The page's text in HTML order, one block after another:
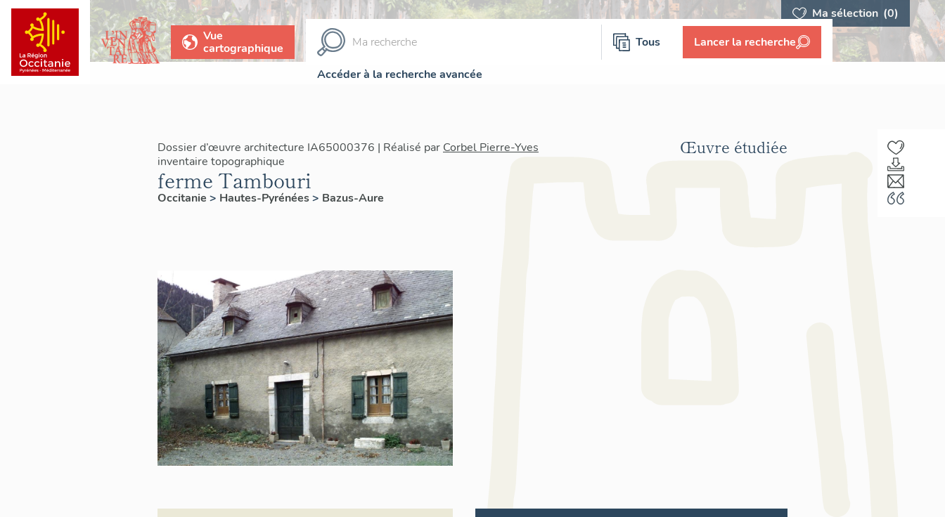
Ma sélection (0)
Vue
cartographique
Tous Lancer la recherche
Accéder à la recherche avancée
Dossier d’œuvre architecture IA65000376 | Réalisé par Corbel Pierre-Yves
inventaire topographique
ferme Tambouri
Occitanie > Hautes-Pyrénées> Bazus-Aure
Œuvre étudiée